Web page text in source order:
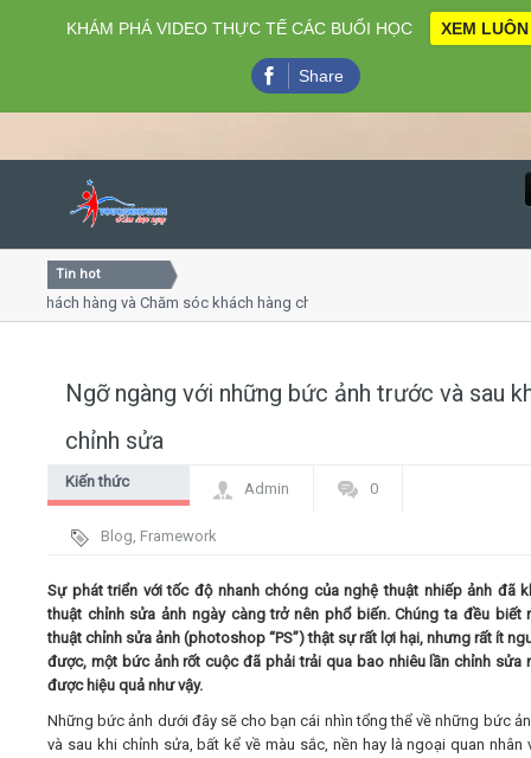
Close
Home
Video
Kiến thức
Tin hot
hàng và Chăm sóc khách hàng chuyên nghiệp
Ngỡ ngàng với những bức ảnh trước và sau
chỉnh sửa
Kiến thức
Admin 0
Blog, Framework
Sự phát triển với tốc độ nhanh chóng của nghệ thuật nhiếp ảnh đã
thuật chỉnh sửa ảnh ngày càng trở nên phổ biến. Chúng ta đều biết
thuật chỉnh sửa ảnh (photoshop “PS”) thật sự rất lợi hại, nhưng rất ít
được, một bức ảnh rốt cuộc đã phải trải qua bao nhiêu lần chỉnh sửa
được hiệu quả như vậy.
Những bức ảnh dưới đây sẽ cho bạn cái nhìn tổng thể về những bức
và sau khi chỉnh sửa, bất kể về màu sắc, nền hay là ngoại quan nhân
KHÁM PHÁ VIDEO THỰC TẾ CÁC BUỔI HỌC XEM LUÔN
Share